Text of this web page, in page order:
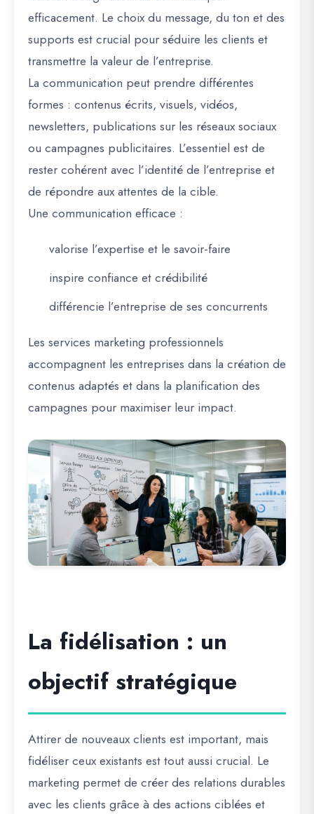
efficacement. Le choix du message, du ton et des
supports est crucial pour séduire les clients et
transmettre la valeur de l’entreprise.
La communication peut prendre différentes
formes : contenus écrits, visuels, vidéos,
newsletters, publications sur les réseaux sociaux
ou campagnes publicitaires. L’essentiel est de
rester cohérent avec l’identité de l’entreprise et
de répondre aux attentes de la cible.
Une communication efficace :
valorise l’expertise et le savoir-faire
inspire confiance et crédibilité
différencie l’entreprise de ses concurrents
Les services marketing professionnels
accompagnent les entreprises dans la création de
contenus adaptés et dans la planification des
campagnes pour maximiser leur impact.
La fidélisation : un
objectif stratégique
Attirer de nouveaux clients est important, mais
fidéliser ceux existants est tout aussi crucial. Le
marketing permet de créer des relations durables
avec les clients grâce à des actions ciblées et